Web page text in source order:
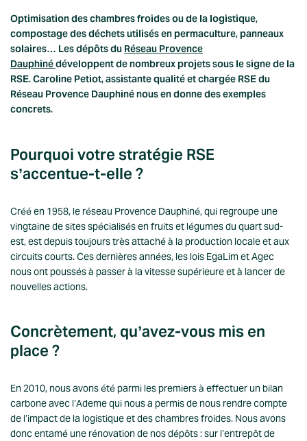
Optimisation des chambres froides ou de la logistique,
compostage des déchets utilisés en permaculture, panneaux
solaires… Les dépôts du Réseau Provence
Dauphinédéveloppent de nombreux projets sous le signe de la
RSE.Caroline Petiot, assistante qualité et chargée RSE du
Réseau Provence Dauphiné nous en donne des exemples
concrets.
Pourquoi votre stratégie RSE
s’accentue-t-elle ?
Créé en 1958, le réseau Provence Dauphiné, qui regroupe une
vingtaine de sites spécialisés en fruits et légumes du quart sud-
est, est depuis toujours très attaché à la production locale et aux
circuits courts. Ces dernières années, les lois EgaLim et Agec
nous ont poussés à passer à la vitesse supérieure et à lancer de
nouvelles actions.
Concrètement, qu’avez-vous mis en
place ?
En 2010, nous avons été parmi les premiers à effectuer un bilan
carbone avec l’Ademe qui nous a permis de nous rendre compte
de l’impact de la logistique et des chambres froides. Nous avons
donc entamé une rénovation de nos dépôts : sur l’entrepôt de